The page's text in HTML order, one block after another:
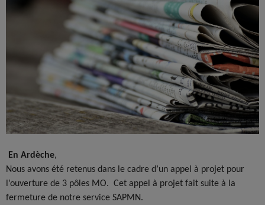
En Ardèche,
Nous avons été retenus dans le cadre d’un appel à projet pour
l’ouverture de 3 pôles MO. Cet appel à projet fait suite à la
fermeture de notre service SAPMN.